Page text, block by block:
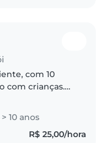
com 10
com crianças.
ajudar com
Estou
na parte da
10 anos
R$ 25,00/hora